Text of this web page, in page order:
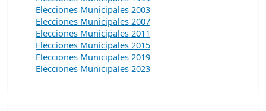
Elecciones Municipales 2003
Elecciones Municipales 2007
Elecciones Municipales 2011
Elecciones Municipales 2015
Elecciones Municipales 2019
Elecciones Municipales 2023